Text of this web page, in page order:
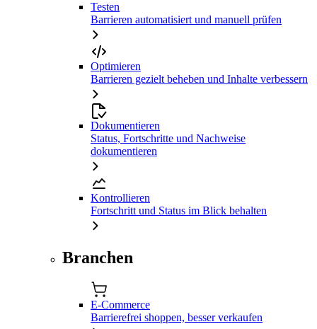
Testen
Barrieren automatisiert und manuell prüfen
Optimieren
Barrieren gezielt beheben und Inhalte verbessern
Dokumentieren
Status, Fortschritte und Nachweise
dokumentieren
Kontrollieren
Fortschritt und Status im Blick behalten
Branchen
E-Commerce
Barrierefrei shoppen, besser verkaufen